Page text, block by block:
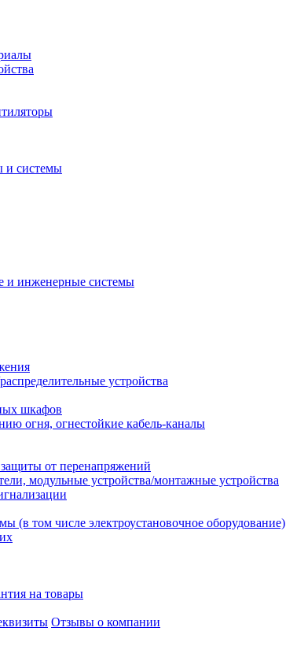
и системы
и инженерные системы
устройства
шкафов
огня, огнестойкие кабель-каналы
от перенапряжений
модульные устройства/монтажные устройства
(в том числе электроустановочное оборудование)
на товары
Отзывы о компании